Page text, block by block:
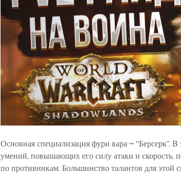
Основная специализация фури вара – “Берсерк”.
умений, повышающих его силу атаки и скорость,
по противникам. Большинство талантов для этой